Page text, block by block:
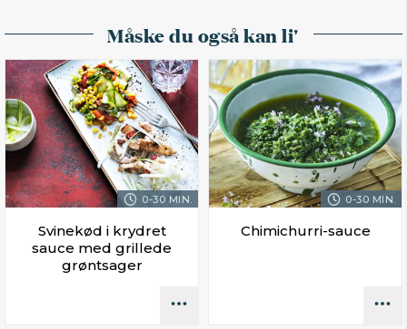
Måske du også kan li'
0-30 MIN.
Svinekød i krydret
sauce med grillede
grøntsager
0-30 MIN.
Chimichurri-sauce